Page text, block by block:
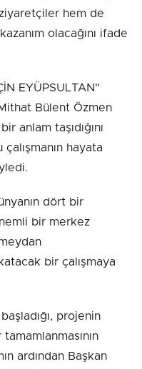
hem de
olacağını ifade
EYÜPSULTAN"
Bülent Özmen
anlam taşıdığını
hayata
dört bir
bir merkez
bir çalışmaya
projenin
ardından Başkan